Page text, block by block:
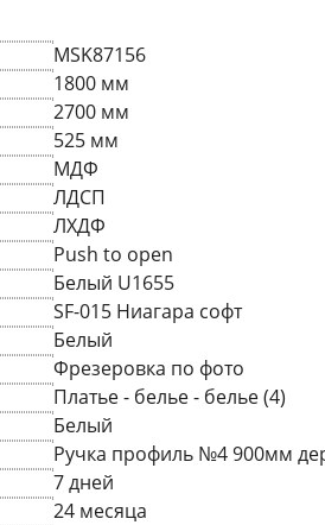
MSK87156
1800 мм
2700 мм
525 мм
МДФ
ЛДСП
ЛХДФ
Push to open
Белый U1655
SF-015 Ниагара софт
Белый
Фрезеровка по фото
Платье - белье - белье (4)
Белый
Ручка профиль №4 900мм
7 дней
24 месяца